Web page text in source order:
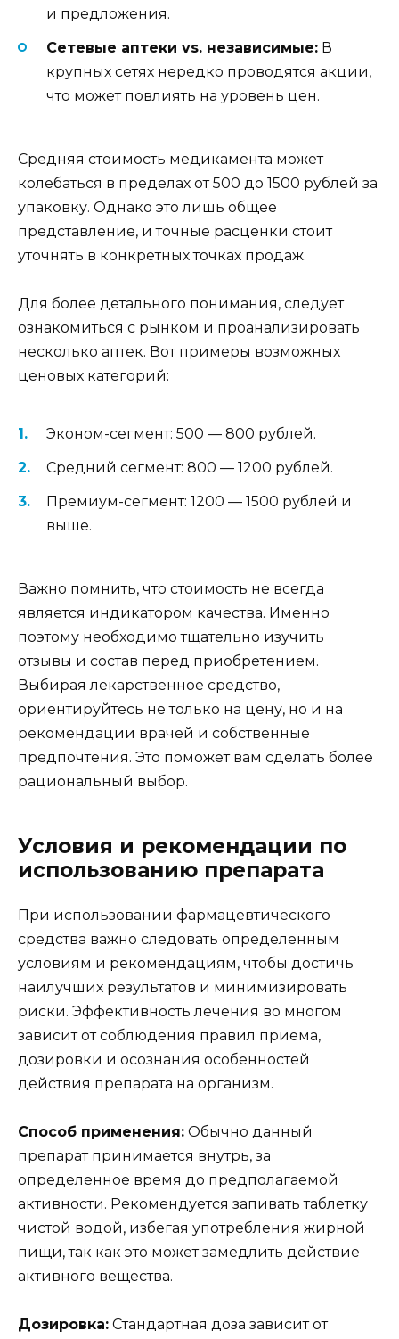
и предложения.
Сетевые аптеки vs. независимые: В
крупных сетях нередко проводятся акции,
что может повлиять на уровень цен.
Средняя стоимость медикамента может
колебаться в пределах от 500 до 1500 рублей за
упаковку. Однако это лишь общее
представление, и точные расценки стоит
уточнять в конкретных точках продаж.
Для более детального понимания, следует
ознакомиться с рынком и проанализировать
несколько аптек. Вот примеры возможных
ценовых категорий:
Эконом-сегмент: 500 — 800 рублей.
Средний сегмент: 800 — 1200 рублей.
Премиум-сегмент: 1200 — 1500 рублей и
выше.
Важно помнить, что стоимость не всегда
является индикатором качества. Именно
поэтому необходимо тщательно изучить
отзывы и состав перед приобретением.
Выбирая лекарственное средство,
ориентируйтесь не только на цену, но и на
рекомендации врачей и собственные
предпочтения. Это поможет вам сделать более
рациональный выбор.
Условия и рекомендации по
использованию препарата
При использовании фармацевтического
средства важно следовать определенным
условиям и рекомендациям, чтобы достичь
наилучших результатов и минимизировать
риски. Эффективность лечения во многом
зависит от соблюдения правил приема,
дозировки и осознания особенностей
действия препарата на организм.
Способ применения: Обычно данный
препарат принимается внутрь, за
определенное время до предполагаемой
активности. Рекомендуется запивать таблетку
чистой водой, избегая употребления жирной
пищи, так как это может замедлить действие
активного вещества.
Дозировка: Стандартная доза зависит от